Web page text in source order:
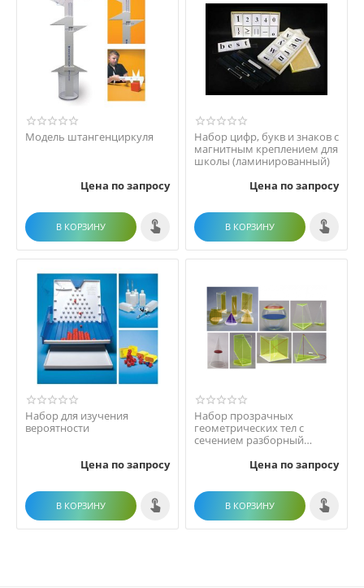
Модель штангенциркуля
Цена по запросу
В КОРЗИНУ
Набор цифр, букв и знаков с
магнитным креплением для
школы (ламинированный)
Цена по запросу
В КОРЗИНУ
Набор для изучения
вероятности
Цена по запросу
В КОРЗИНУ
Набор прозрачных
геометрических тел с
сечением разборный
Цена по запросу
В КОРЗИНУ